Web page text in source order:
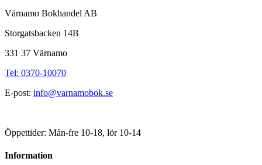
Värnamo Bokhandel AB
Storgatsbacken 14B
331 37 Värnamo
Tel: 0370-10070
E-post: info@varnamobok.se
Öppettider: Mån-fre 10-18, lör 10-14
Information